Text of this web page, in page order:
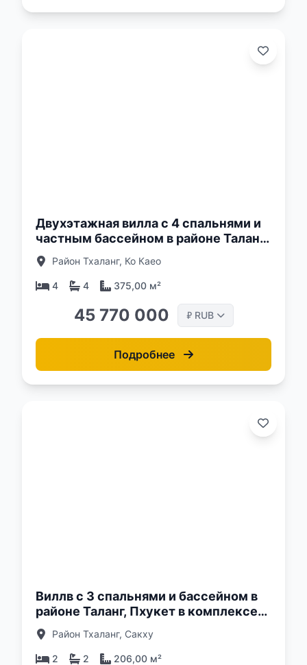
Двухэтажная вилла с 4 спальнями и
частным бассейном в районе Таланг,
Пхукет в Sierra Vista Phuket Villa
Район Тхаланг, Ко Каео
4 4 375,00 м²
45 770 000 ₽ RUB
Подробнее
Виллв с 3 спальнями и бассейном в
районе Таланг, Пхукет в комплексе
Akara Pool Villa
Район Тхаланг, Сакху
2 2 206,00 м²